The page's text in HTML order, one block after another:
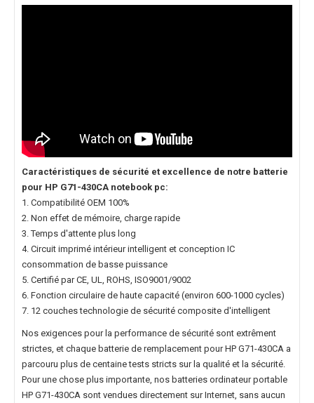
Caractéristiques de sécurité et excellence de notre batterie
pour HP G71-430CA notebook pc:
1. Compatibilité OEM 100%
2. Non effet de mémoire, charge rapide
3. Temps d'attente plus long
4. Circuit imprimé intérieur intelligent et conception IC
consommation de basse puissance
5. Certifié par CE, UL, ROHS, ISO9001/9002
6. Fonction circulaire de haute capacité (environ 600-1000 cycles)
7. 12 couches technologie de sécurité composite d'intelligent
Nos exigences pour la performance de sécurité sont extrêment
strictes, et chaque batterie de remplacement pour HP G71-430CA a
parcouru plus de centaine tests stricts sur la qualité et la sécurité.
Pour une chose plus importante, nos batteries ordinateur portable
HP G71-430CA sont vendues directement sur Internet, sans aucun